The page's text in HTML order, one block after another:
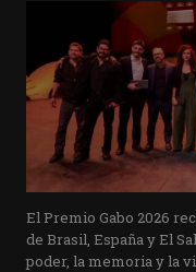
El Premio Gabo 2026
de Brasil, España y El
poder, la memoria y la